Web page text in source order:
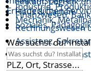
Haus & Garten
Soziales,
Industrie,
Mechanik,
Finanzwesen,
Rechnungswesen
Assistenz,
Öffentlicher
Erforderlichen
Was suchst du?
PLZ, Ort, Strasse...